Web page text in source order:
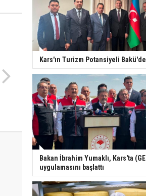
Kars'ın Turizm Potansiyeli Bakü'de
Bakan İbrahim Yumaklı, Kars'ta
uygulamasını başlattı